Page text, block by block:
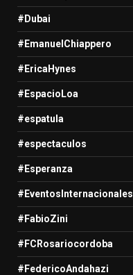
#Dubai
#EmanuelChiappero
#EricaHynes
#EspacioLoa
#espatula
#espectaculos
#Esperanza
#EventosInternacionales
#FabioZini
#FCRosariocordoba
#FedericoAndahazi